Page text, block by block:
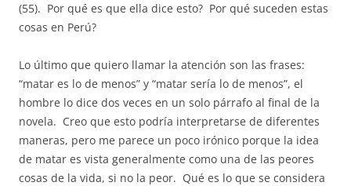
(55). Por qué es que ella dice esto? Por qué suceden estas
cosas en Perú?
Lo último que quiero llamar la atención son las frases:
“matar es lo de menos” y “matar sería lo de menos”, el
hombre lo dice dos veces en un solo párrafo al final de la
novela. Creo que esto podría interpretarse de diferentes
maneras, pero me parece un poco irónico porque la idea
de matar es vista generalmente como una de las peores
cosas de la vida, si no la peor. Qué es lo que se considera